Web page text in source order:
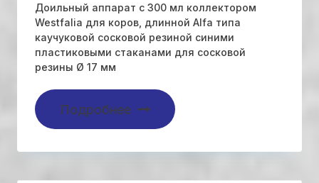
Доильный аппарат с 300 мл коллектором
Westfalia для коров, длинной Alfa типа
каучуковой сосковой резиной синими
пластиковыми стаканами для сосковой
резины Ø 17 мм
Подробнее